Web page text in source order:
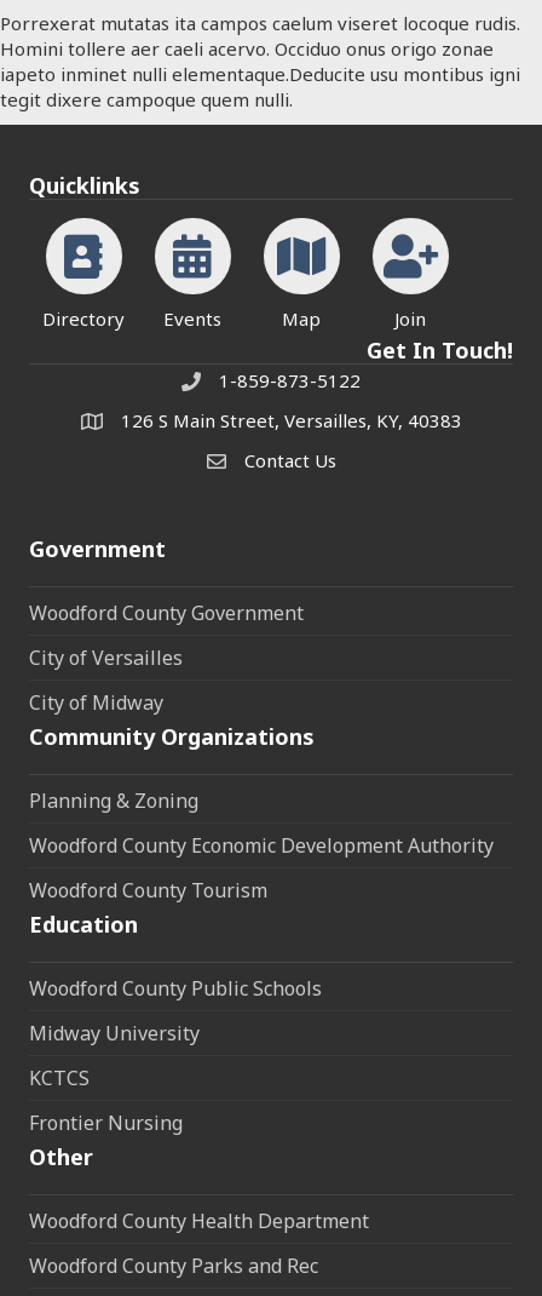
Porrexerat mutatas ita campos caelum viseret locoque rudis.
Homini tollere aer caeli acervo. Occiduo onus origo zonae
iapeto inminet nulli elementaque.Deducite usu montibus igni
tegit dixere campoque quem nulli.
Quicklinks
Directory Events Map Join
Get In Touch!
Phone1-859-873-5122
address126 S Main Street, Versailles, KY, 40383
Contact Us
Contact Us
Government
Woodford County Government
City of Versailles
City of Midway
Community Organizations
Planning & Zoning
Woodford County Economic Development Authority
Woodford County Tourism
Education
Woodford County Public Schools
Midway University
KCTCS
Frontier Nursing
Other
Woodford County Health Department
Woodford County Parks and Rec